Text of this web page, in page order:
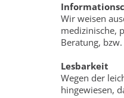
Wir weisen
medizinische,
Beratung,
Lesbarkeit
Wegen der
hingewiesen,